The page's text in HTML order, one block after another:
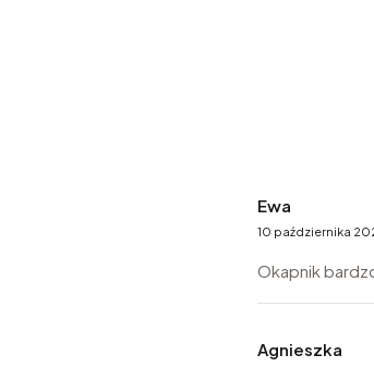
Ewa
10 października
Okapnik
Agnieszka